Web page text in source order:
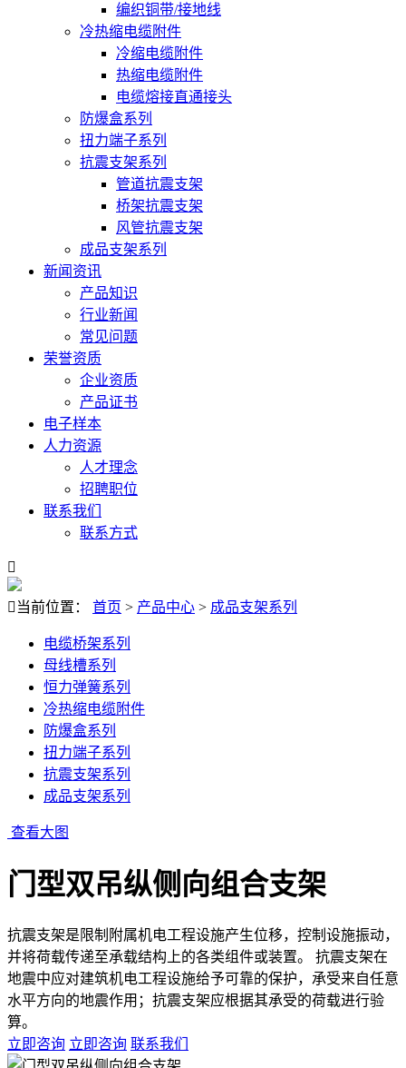
编织铜带/接地线
冷热缩电缆附件
冷缩电缆附件
热缩电缆附件
电缆熔接直通接头
防爆盒系列
扭力端子系列
抗震支架系列
管道抗震支架
桥架抗震支架
风管抗震支架
成品支架系列
新闻资讯
产品知识
行业新闻
常见问题
荣誉资质
企业资质
产品证书
电子样本
人力资源
人才理念
招聘职位
联系我们
联系方式

 当前位置： 首页 > 产品中心 > 成品支架系列
电缆桥架系列
母线槽系列
恒力弹簧系列
冷热缩电缆附件
防爆盒系列
扭力端子系列
抗震支架系列
成品支架系列
查看大图
门型双吊纵侧向组合支架
抗震支架是限制附属机电工程设施产生位移，控制设施振动，
并将荷载传递至承载结构上的各类组件或装置。 抗震支架在
地震中应对建筑机电工程设施给予可靠的保护，承受来自任意
水平方向的地震作用；抗震支架应根据其承受的荷载进行验
算。
立即咨询 立即咨询 联系我们